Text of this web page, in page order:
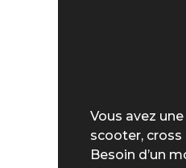
Vous avez
scooter, cross
Besoin d’un